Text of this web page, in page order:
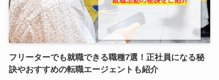
フリーターでも就職できる職種7選！正社員になる秘
訣やおすすめの転職エージェントも紹介